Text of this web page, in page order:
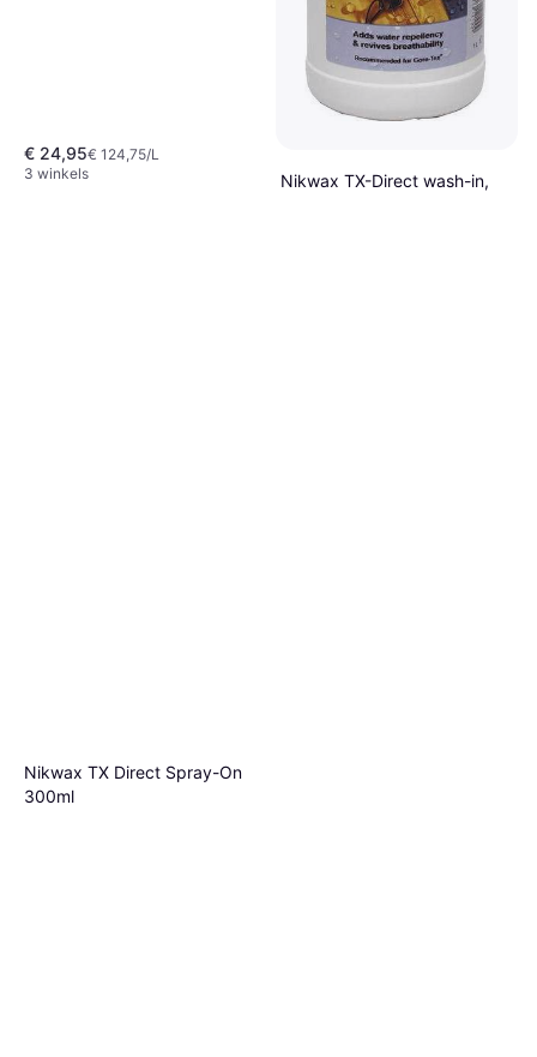
€ 24,95€ 124,75/L
3 winkels
Nikwax TX-Direct wash-in,
Nikwax TX Direct Spray-On
300ml